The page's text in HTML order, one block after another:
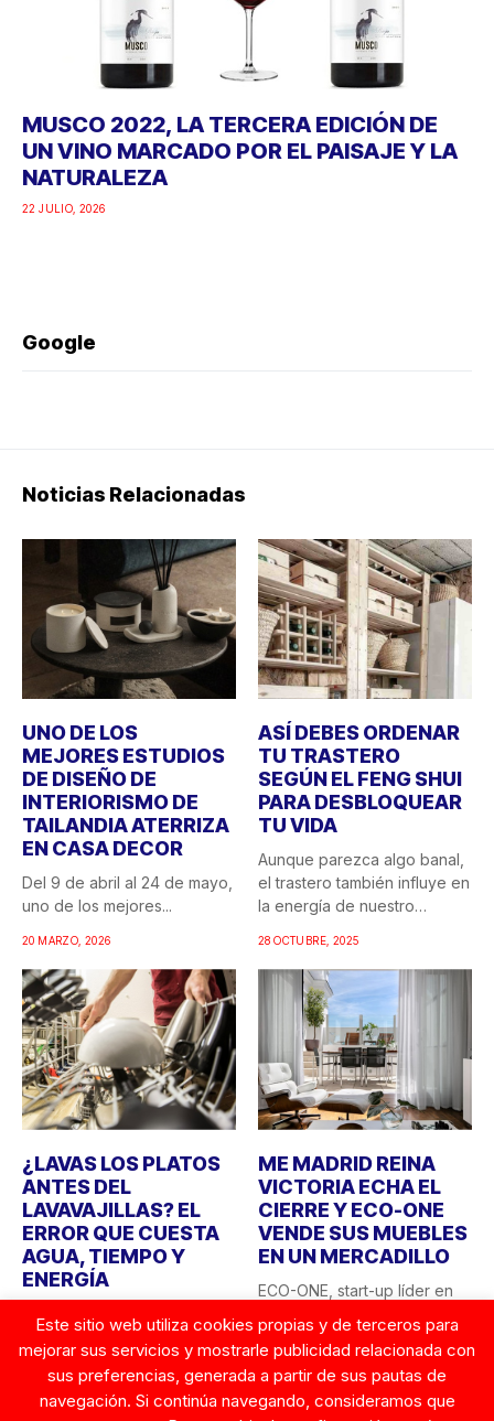
MUSCO 2022, LA TERCERA EDICIÓN DE
UN VINO MARCADO POR EL PAISAJE Y LA
NATURALEZA
22 JULIO, 2026
Google
Noticias Relacionadas
UNO DE LOS
MEJORES ESTUDIOS
DE DISEÑO DE
INTERIORISMO DE
TAILANDIA ATERRIZA
EN CASA DECOR
Del 9 de abril al 24 de mayo,
uno de los mejores...
20 MARZO, 2026
ASÍ DEBES ORDENAR
TU TRASTERO
SEGÚN EL FENG SHUI
PARA DESBLOQUEAR
TU VIDA
Aunque parezca algo banal,
el trastero también influye en
la energía de nuestro
28 OCTUBRE, 2025
¿LAVAS LOS PLATOS
ANTES DEL
LAVAVAJILLAS? EL
ERROR QUE CUESTA
AGUA, TIEMPO Y
ENERGÍA
antes de introducirlos en el
lavavajillas sigue...
26 AGOSTO, 2025
ME MADRID REINA
VICTORIA ECHA EL
CIERRE Y ECO-ONE
VENDE SUS MUEBLES
EN UN MERCADILLO
ECO-ONE, start-up líder en
España, sorprende con una
acción...
23 AGOSTO, 2025
Este sitio web utiliza cookies propias y de terceros para
mejorar sus servicios y mostrarle publicidad relacionada con
sus preferencias, generada a partir de sus pautas de
navegación. Si continúa navegando, consideramos que